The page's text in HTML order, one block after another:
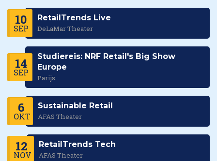
10
SEP
RetailTrends Live
DeLaMar Theater
14
SEP
Studiereis: NRF Retail's Big Show
Europe
Parijs
6
OKT
Sustainable Retail
AFAS Theater
12
NOV
RetailTrends Tech
AFAS Theater